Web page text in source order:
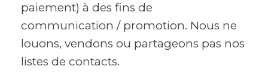
paiement) à des fins de
communication / promotion. Nous ne
louons, vendons ou partageons pas nos
listes de contacts.